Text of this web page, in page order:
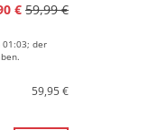
€ 59,99 €
der
59,95 €